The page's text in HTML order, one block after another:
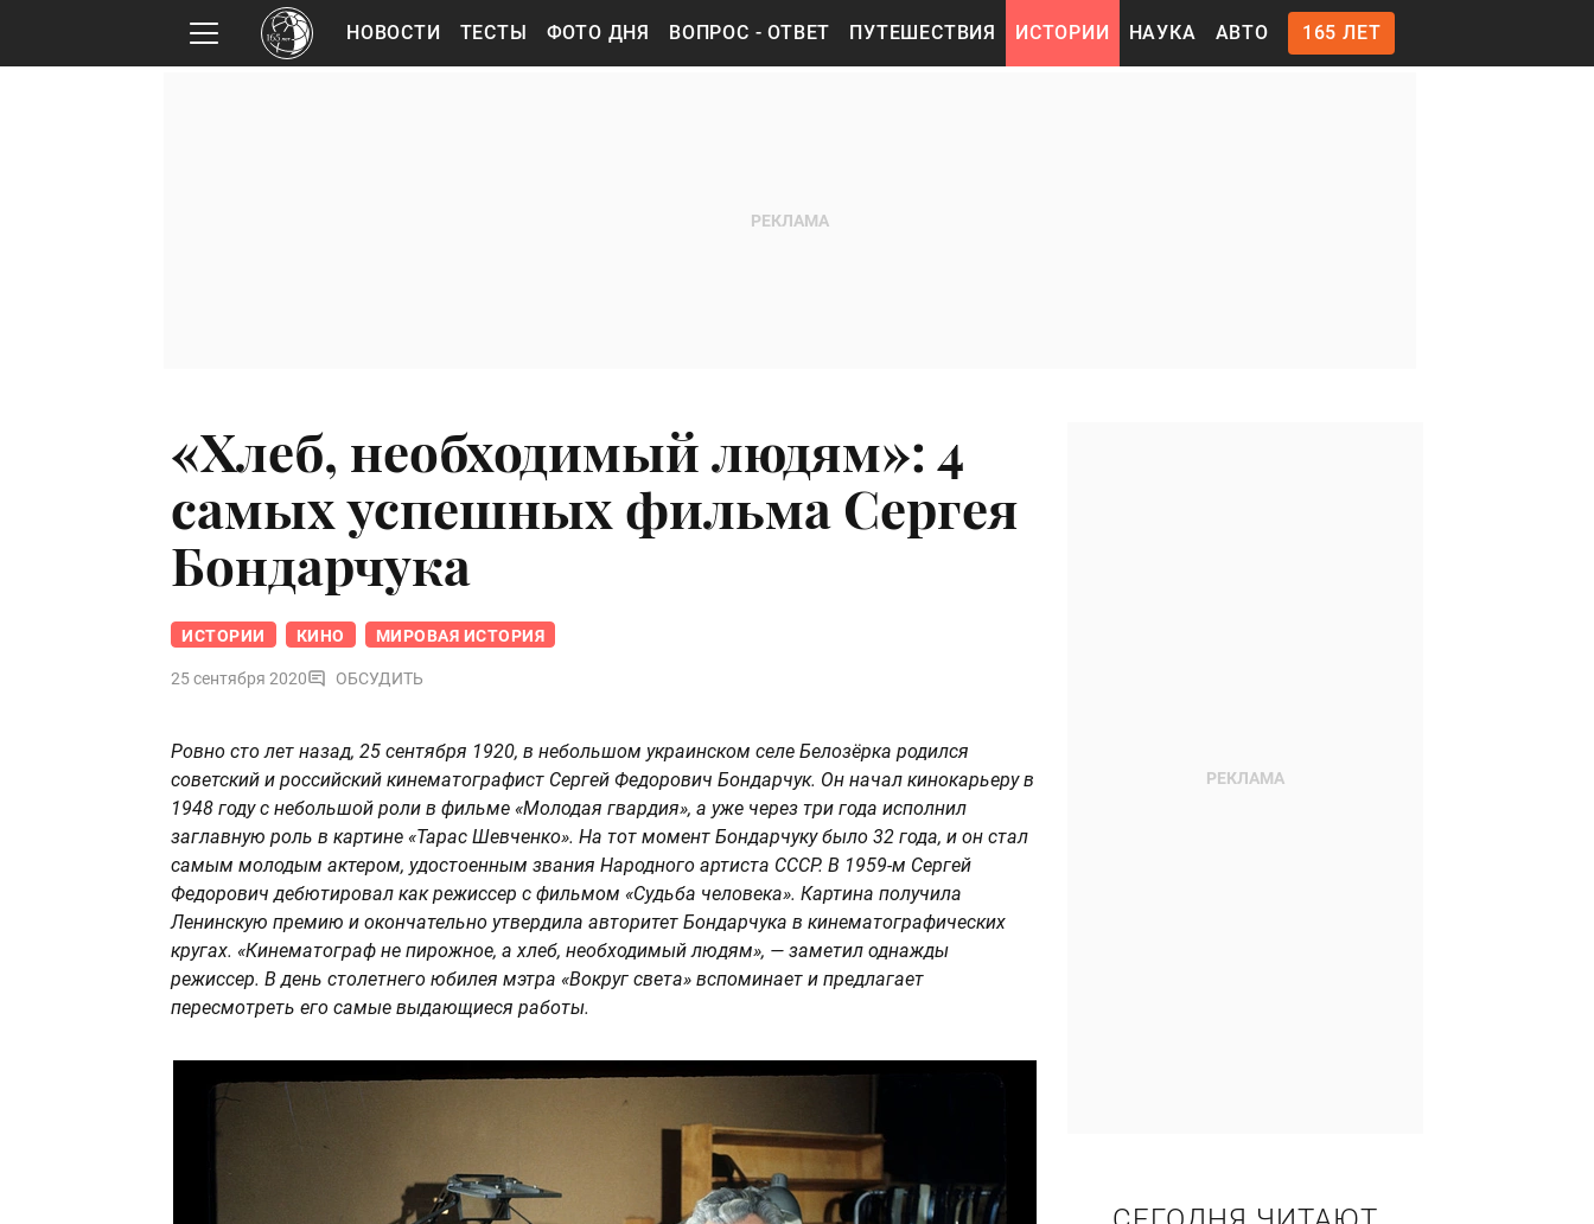
НОВОСТИ ТЕСТЫ ФОТО ДНЯ ВОПРОС - ОТВЕТ ПУТЕШЕСТВИЯ ИСТОРИИ НАУКА АВТО 165 ЛЕТ
«Хлеб, необходимый людям»: 4
самых успешных фильма Сергея
Бондарчука
ИСТОРИИ КИНО МИРОВАЯ ИСТОРИЯ
25 сентября 2020 ОБСУДИТЬ
Ровно сто лет назад, 25 сентября 1920, в небольшом украинском селе Белозёрка родился
советский и российский кинематографист Сергей Федорович Бондарчук. Он начал кинокарьеру в
1948 году с небольшой роли в фильме «Молодая гвардия», а уже через три года исполнил
заглавную роль в картине «Тарас Шевченко». На тот момент Бондарчуку было 32 года, и он стал
самым молодым актером, удостоенным звания Народного артиста СССР. В 1959-м Сергей
Федорович дебютировал как режиссер с фильмом «Судьба человека». Картина получила
Ленинскую премию и окончательно утвердила авторитет Бондарчука в кинематографических
кругах. «Кинематограф не пирожное, а хлеб, необходимый людям», — заметил однажды
режиссер. В день столетнего юбилея мэтра «Вокруг света» вспоминает и предлагает
пересмотреть его самые выдающиеся работы.